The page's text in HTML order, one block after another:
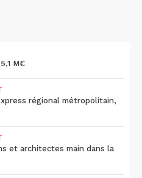
M€
régional métropolitain,
et architectes main dans la